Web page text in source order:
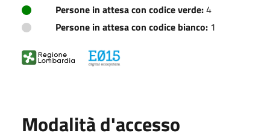
Persone in attesa con codice verde:4
Persone in attesa con codice bianco: 1
Modalità d'accesso